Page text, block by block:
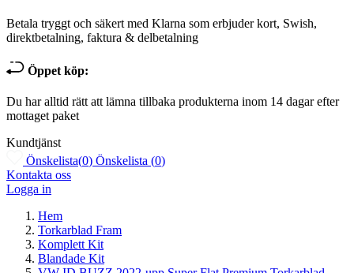
Betala tryggt och säkert med Klarna som erbjuder kort, Swish,
direktbetalning, faktura & delbetalning
Öppet köp:
Du har alltid rätt att lämna tillbaka produkterna inom 14 dagar efter
mottaget paket
Kundtjänst
Önskelista(0) Önskelista (0)
Kontakta oss
Logga in
Hem
Torkarblad Fram
Komplett Kit
Blandade Kit